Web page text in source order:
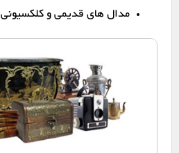
مدال های قدیمی و کلکسیونی